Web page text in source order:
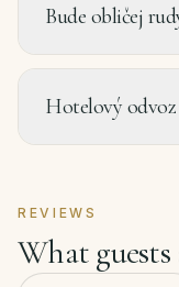
Bude obličej
Hotelový odvoz
REVIEWS
What guests